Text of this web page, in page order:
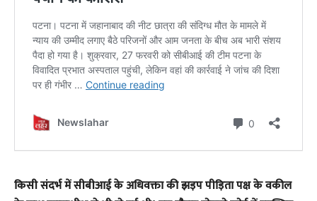
किसी संदर्भ में सीबीआई के अधिवक्ता की झड़प पीड़िता पक्ष के वकील